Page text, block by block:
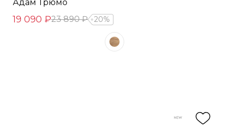
Адам Трюмо
19 090 ₽23 890 ₽ 20%